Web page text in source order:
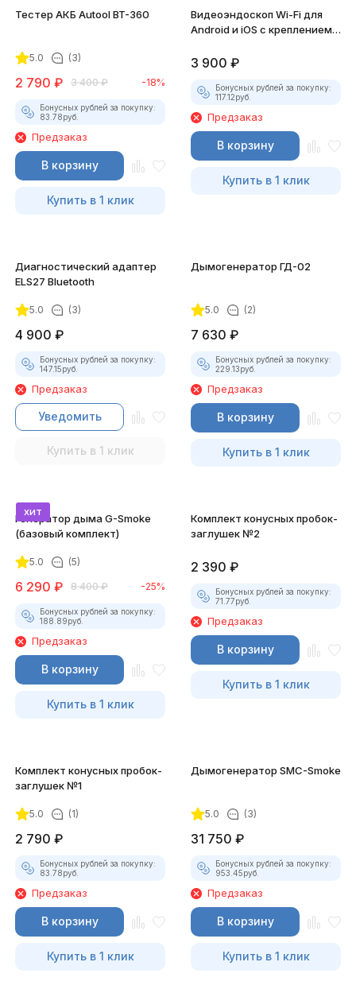
Тестер АКБ Autool BT-360
5.0 (3)
2 790 ₽ 3 400 ₽ -18%
Бонусных рублей за покупку:
83.78руб.
Предзаказ
В корзину
Купить в 1 клик
Видеоэндоскоп Wi-Fi для
Android и iOS с креплением
3 900 ₽
Бонусных рублей за покупку:
117.12руб.
Предзаказ
В корзину
Купить в 1 клик
Диагностический адаптер
ELS27 Bluetooth
5.0 (3)
4 900 ₽
Бонусных рублей за покупку:
147.15руб.
Предзаказ
Уведомить
Купить в 1 клик
Дымогенератор ГД-02
5.0 (2)
7 630 ₽
Бонусных рублей за покупку:
229.13руб.
Предзаказ
В корзину
Купить в 1 клик
хит
Генератор дыма G-Smoke
(базовый комплект)
5.0 (5)
6 290 ₽ 8 400 ₽ -25%
Бонусных рублей за покупку:
188.89руб.
Предзаказ
В корзину
Купить в 1 клик
Комплект конусных пробок-
заглушек №2
2 390 ₽
Бонусных рублей за покупку:
71.77руб.
Предзаказ
В корзину
Купить в 1 клик
Комплект конусных пробок-
заглушек №1
5.0 (1)
2 790 ₽
Бонусных рублей за покупку:
83.78руб.
Предзаказ
В корзину
Купить в 1 клик
Дымогенератор SMC-Smoke
5.0 (3)
31 750 ₽
Бонусных рублей за покупку:
953.45руб.
Предзаказ
В корзину
Купить в 1 клик